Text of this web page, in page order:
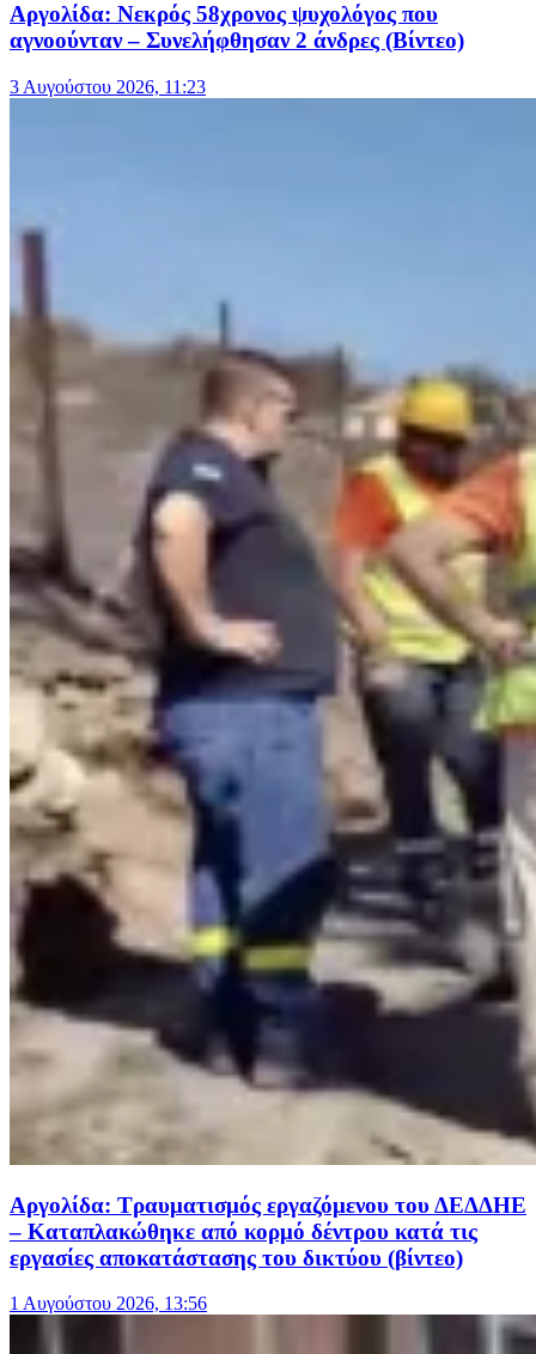
Αργολίδα: Νεκρός 58χρονος ψυχολόγος που
αγνοούνταν – Συνελήφθησαν 2 άνδρες (Βίντεο)
3 Αυγούστου 2026, 11:23
Αργολίδα: Τραυματισμός εργαζόμενου του ΔΕΔΔΗΕ
– Καταπλακώθηκε από κορμό δέντρου κατά τις
εργασίες αποκατάστασης του δικτύου (βίντεο)
1 Αυγούστου 2026, 13:56